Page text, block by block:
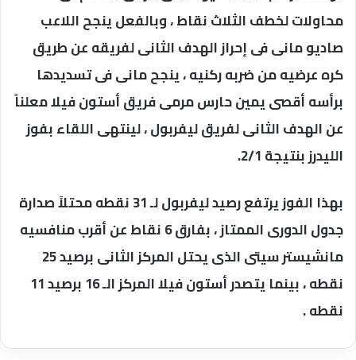
محاولات لخطف الثلاث نقاط ، وبالفعل ينجح اللاعب
صاديو مانى فى إحراز الهدف الثانى لفريقه عن طريق
كره عرضيه من ضربه ركنيه ، ينجح مانى فى تسديدها
برأسه أقصى يمين حارس مرمى فريق أستون فيلا معلناً
عن الهدف الثانى لفريق ليفربول ، لينتهى اللقاء بفوز
الليدرز بنتيجة 2/1.
بهذا الفوز يرتفع رصيد ليفربول لـ 31 نقطه محتلاً صدارة
جدول الدورى الممتاز ، بفارق 6 نقاط عن أقرب منافسيه
مانشيستر سيتى الذى يحتل المركز الثانى برصيد 25
نقطه ، بينما يتصدر أستون فيلا المركز الـ 16 برصيد 11
نقطه .